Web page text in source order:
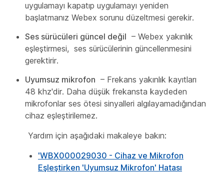
uygulamayı kapatıp uygulamayı yeniden
başlatmanız Webex sorunu düzeltmesi gerekir.
Ses sürücüleri güncel değil – Webex yakınlık
eşleştirmesi, ses sürücülerinin güncellenmesini
gerektirir.
Uyumsuz mikrofon – Frekans yakınlık kayıtları
48 khz'dir. Daha düşük frekansta kaydeden
mikrofonlar ses ötesi sinyalleri algılayamadığından
cihaz eşleştirilemez.
Yardım için aşağıdaki makaleye bakın:
'WBX000029030 - Cihaz ve Mikrofon
Eşleştirken 'Uyumsuz Mikrofon' Hatası